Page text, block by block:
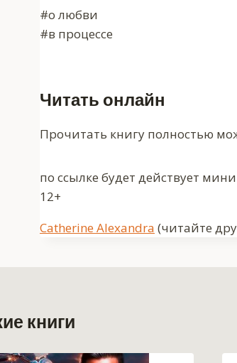
#о любви
#в процессе
Читать онлайн
Прочитать книгу полностью
по ссылке будет действует
12+
Метки
Catherine Alexandra (читайте
книги